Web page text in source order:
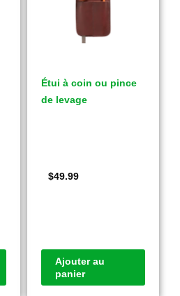
Étui à coin ou pince
de levage
$49.99
Ajouter au
panier